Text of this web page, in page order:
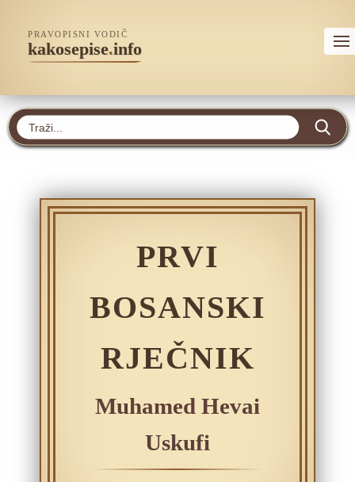
PRAVOPISNI VODIČ
kakosepise.info
PRVI
BOSANSKI
RJEČNIK
Muhamed Hevai
Uskufi